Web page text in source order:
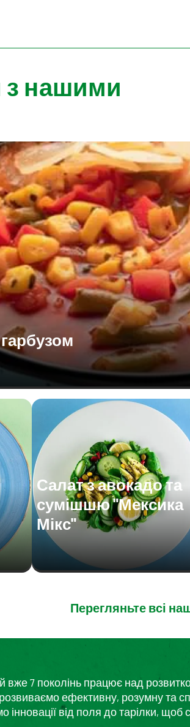
з нашими
Салат з авокадо та
сумішшю "Мексика
Мікс"
Перегляньте всі
вже 7 поколінь працює над
ефективну, розумну та
від поля до тарілки, щоб